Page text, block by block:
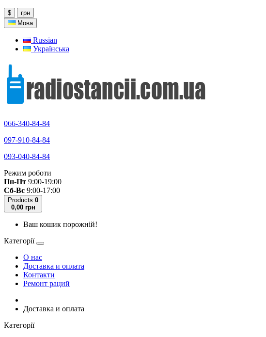
$
грн
Мова
Russian
Українська
066-340-84-84
097-910-84-84
093-040-84-84
Режим роботи
Пн-Пт 9:00-19:00
Сб-Вс 9:00-17:00
Products 0
0,00 грн
Ваш кошик порожній!
Категорії
О нас
Доставка и оплата
Контакти
Ремонт раций
Доставка и оплата
Категорії